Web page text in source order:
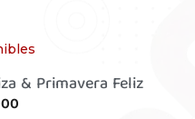
& Primavera Feliz